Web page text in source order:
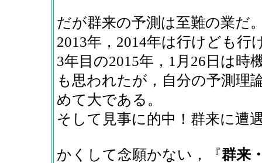
だが群来の予測は至難の業だ
2013年，2014年は行けども行
3年目の2015年，1月26日は時
も思われたが，自分の予測理
めて大である。
そして見事に的中！群来に遭
かくして念願かない，『群来